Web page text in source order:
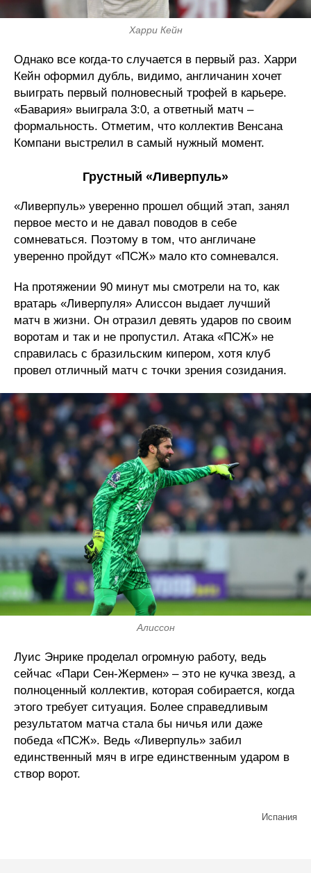
Харри Кейн
Однако все когда-то случается в первый раз. Харри
Кейн оформил дубль, видимо, англичанин хочет
выиграть первый полновесный трофей в карьере.
«Бавария» выиграла 3:0, а ответный матч –
формальность. Отметим, что коллектив Венсана
Компани выстрелил в самый нужный момент.
Грустный «Ливерпуль»
«Ливерпуль» уверенно прошел общий этап, занял
первое место и не давал поводов в себе
сомневаться. Поэтому в том, что англичане
уверенно пройдут «ПСЖ» мало кто сомневался.
На протяжении 90 минут мы смотрели на то, как
вратарь «Ливерпуля» Алиссон выдает лучший
матч в жизни. Он отразил девять ударов по своим
воротам и так и не пропустил. Атака «ПСЖ» не
справилась с бразильским кипером, хотя клуб
провел отличный матч с точки зрения созидания.
Алиссон
Луис Энрике проделал огромную работу, ведь
сейчас «Пари Сен-Жермен» – это не кучка звезд, а
полноценный коллектив, которая собирается, когда
этого требует ситуация. Более справедливым
результатом матча стала бы ничья или даже
победа «ПСЖ». Ведь «Ливерпуль» забил
единственный мяч в игре единственным ударом в
створ ворот.
Испания